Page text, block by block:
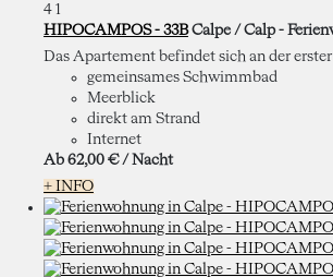
4 1
HIPOCAMPOS - 33B Calpe / Calp -
Das Apartement befindet sich an der
gemeinsames Schwimmbad
Meerblick
direkt am Strand
Internet
Ab 62,00 € / Nacht
+ INFO